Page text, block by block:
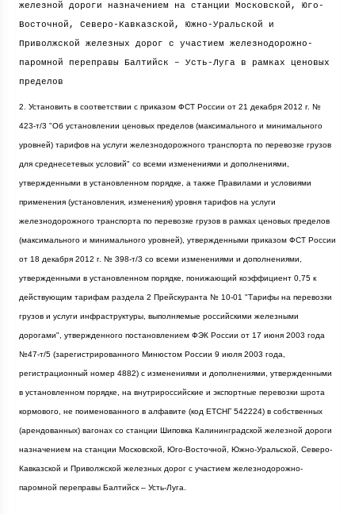
железной дороги назначением на станции Московской, Юго-
Восточной, Северо-Кавказской, Южно-Уральской и
Приволжской железных дорог с участием железнодорожно-
паромной переправы Балтийск – Усть-Луга в рамках ценовых
пределов
2. Установить в соответствии с приказом ФСТ России от 21 декабря 2012 г. №
423-т/3 "Об установлении ценовых пределов (максимального и минимального
уровней) тарифов на услуги железнодорожного транспорта по перевозке грузов
для среднесетевых условий" со всеми изменениями и дополнениями,
утвержденными в установленном порядке, а также Правилами и условиями
применения (установления, изменения) уровня тарифов на услуги
железнодорожного транспорта по перевозке грузов в рамках ценовых пределов
(максимального и минимального уровней), утвержденными приказом ФСТ России
от 18 декабря 2012 г. № 398-т/3 со всеми изменениями и дополнениями,
утвержденными в установленном порядке, понижающий коэффициент 0,75 к
действующим тарифам раздела 2 Прейскуранта № 10-01 "Тарифы на перевозки
грузов и услуги инфраструктуры, выполняемые российскими железными
дорогами", утвержденного постановлением ФЭК России от 17 июня 2003 года
№47-т/5 (зарегистрированного Минюстом России 9 июля 2003 года,
регистрационный номер 4882) с изменениями и дополнениями, утвержденными
в установленном порядке, на внутрироссийские и экспортные перевозки шрота
кормового, не поименованного в алфавите (код ЕТСНГ 542224) в собственных
(арендованных) вагонах со станции Шиповка Калининградской железной дороги
назначением на станции Московской, Юго-Восточной, Южно-Уральской, Северо-
Кавказской и Приволжской железных дорог с участием железнодорожно-
паромной переправы Балтийск – Усть-Луга.